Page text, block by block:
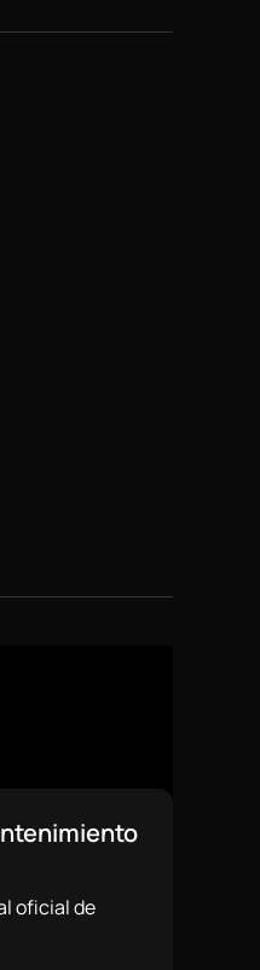
oficial de